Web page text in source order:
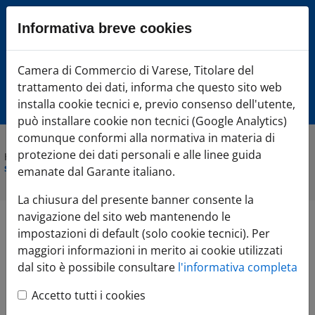
Sezione salto blocchi
Vai alla sezione dedicata alle informazioni correlate
Vai al footer
Camera di Commercio Varese
Home»Comunicazione»Agenda Eventi» Bandi imprese: cosa
sono, come funzionano e come accedere
Bandi imprese: cosa
sono, come
funzionano e come
Informativa breve cookies
Camera di Commercio di Varese, Titolare del
trattamento dei dati, informa che questo sito web
installa cookie tecnici e, previo consenso dell'utente,
può installare cookie non tecnici (Google Analytics)
comunque conformi alla normativa in materia di
protezione dei dati personali e alle linee guida
emanate dal Garante italiano.
La chiusura del presente banner consente la
navigazione del sito web mantenendo le
impostazioni di default (solo cookie tecnici). Per
maggiori informazioni in merito ai cookie utilizzati
dal sito è possibile consultare l'informativa completa
Accetto tutti i cookies